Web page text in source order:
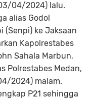
04/2024) lalu.
alias Godol
(Senpi) ke Jaksaan
Kapolrestabes
Sahala Marbun,
Polrestabes Medan,
2024) malam.
P21 sehingga